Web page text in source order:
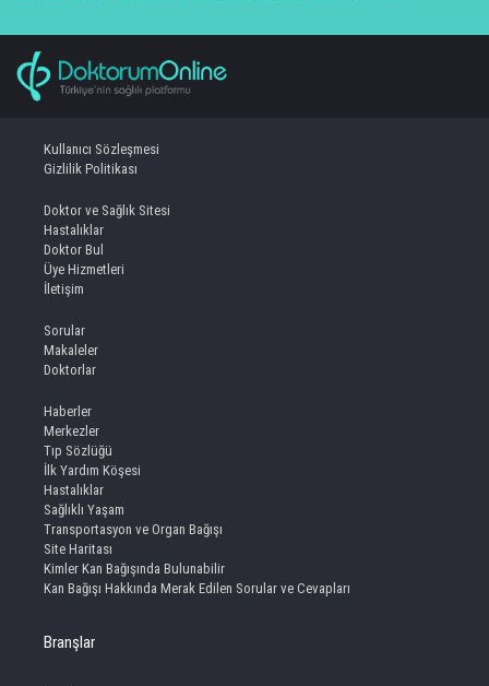
Kullanıcı Sözleşmesi
Gizlilik Politikası
Doktor ve Sağlık Sitesi
Hastalıklar
Doktor Bul
Üye Hizmetleri
İletişim
Sorular
Makaleler
Doktorlar
Haberler
Merkezler
Tıp Sözlüğü
İlk Yardım Köşesi
Hastalıklar
Sağlıklı Yaşam
Transportasyon ve Organ Bağışı
Site Haritası
Kimler Kan Bağışında Bulunabilir
Kan Bağışı Hakkında Merak Edilen Sorular ve Cevapları
Branşlar